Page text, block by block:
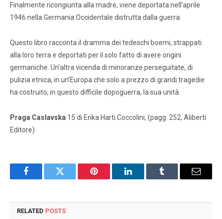
Finalmente ricongiunta alla madre, viene deportata nell’aprile
1946 nella Germania Occidentale distrutta dalla guerra.
Questo libro racconta il dramma dei tedeschi boemi, strappati
alla loro terra e deportati per il solo fatto di avere origini
germaniche. Un’altra vicenda di minoranze perseguitate, di
pulizia etnica, in un’Europa che solo a prezzo di grandi tragedie
ha costruito, in questo difficile dopoguerra, la sua unità.
Praga Caslavska 15 di Erika Harti Coccolini, (pagg. 252, Aliberti
Editore).
FacebookTwitter Pinterest LinkedInTumblr Email
RELATED POSTS